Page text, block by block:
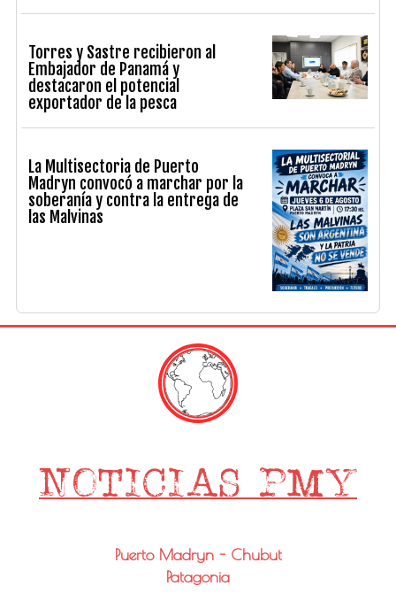
Torres y Sastre recibieron al
Embajador de Panamá y
destacaron el potencial
exportador de la pesca
La Multisectoria de Puerto
Madryn convocó a marchar por la
soberanía y contra la entrega de
las Malvinas
Puerto Madryn - Chubut
Patagonia